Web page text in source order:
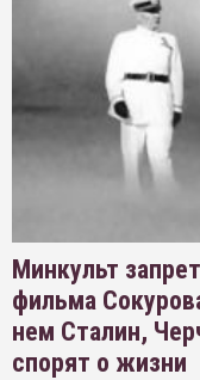
Минкульт
фильма
нем Сталин,
спорят о жизни